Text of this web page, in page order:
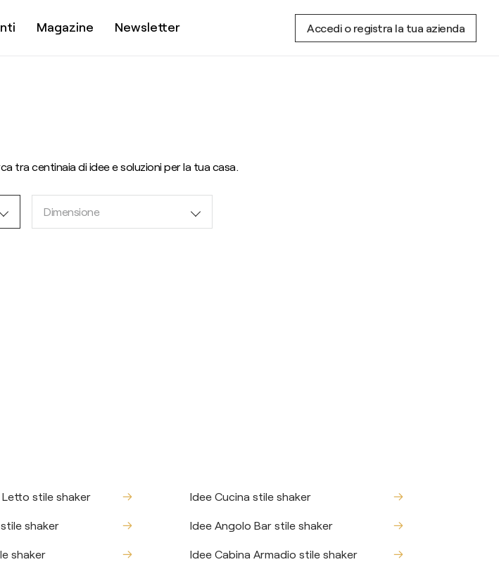
Magazine Newsletter Accedi o registra la tua azienda
tra centinaia di idee e soluzioni per la tua casa.
Dimensione
stile shaker Idee Cucina stile shaker
shaker Idee Angolo Bar stile shaker
shaker Idee Cabina Armadio stile shaker